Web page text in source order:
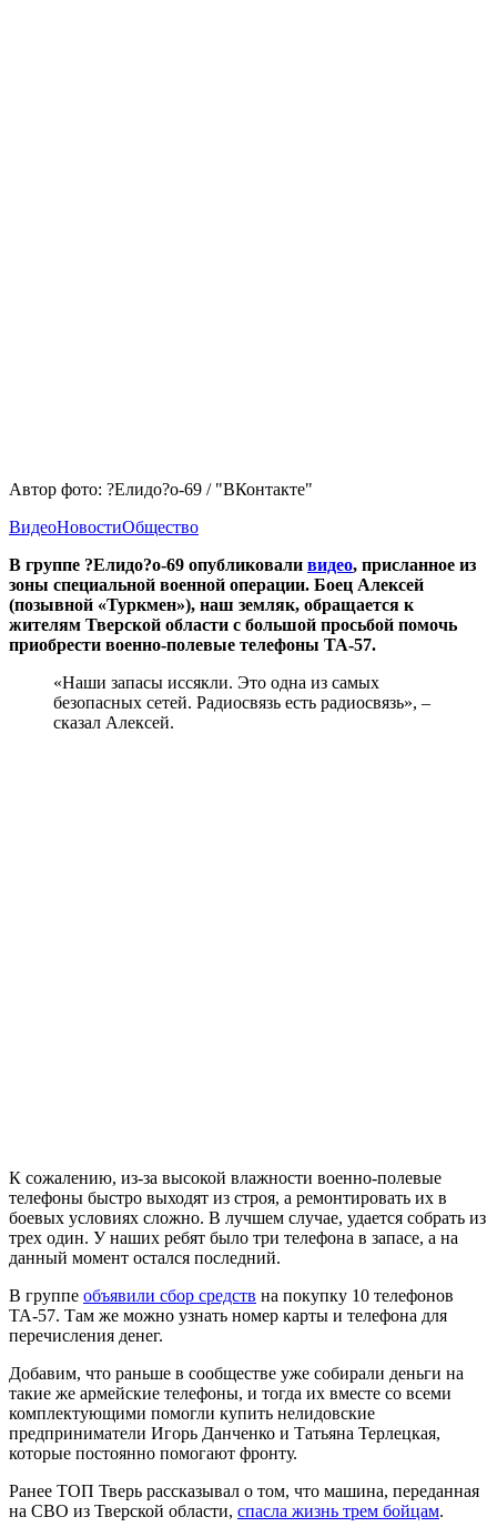
Автор фото: ?Елидо?о-69 / "ВКонтакте"
ВидеоНовостиОбщество
В группе ?Елидо?о-69 опубликовали видео, присланное из
зоны специальной военной операции. Боец Алексей
(позывной «Туркмен»), наш земляк, обращается к
жителям Тверской области с большой просьбой помочь
приобрести военно-полевые телефоны ТА-57.
«Наши запасы иссякли. Это одна из самых
безопасных сетей. Радиосвязь есть радиосвязь», –
сказал Алексей.
К сожалению, из-за высокой влажности военно-полевые
телефоны быстро выходят из строя, а ремонтировать их в
боевых условиях сложно. В лучшем случае, удается собрать из
трех один. У наших ребят было три телефона в запасе, а на
данный момент остался последний.
В группе объявили сбор средств на покупку 10 телефонов
ТА-57. Там же можно узнать номер карты и телефона для
перечисления денег.
Добавим, что раньше в сообществе уже собирали деньги на
такие же армейские телефоны, и тогда их вместе со всеми
комплектующими помогли купить нелидовские
предприниматели Игорь Данченко и Татьяна Терлецкая,
которые постоянно помогают фронту.
Ранее ТОП Тверь рассказывал о том, что машина, переданная
на СВО из Тверской области, спасла жизнь трем бойцам.